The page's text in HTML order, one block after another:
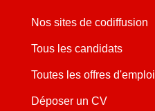
Nos sites de codiffusion
Tous les candidats
Toutes les offres d'emploi
Déposer un CV